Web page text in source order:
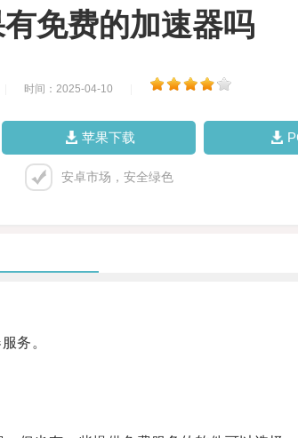
免费的加速器吗
时间：2025-04-10
苹果下载
安卓市场，安全绿色
务。